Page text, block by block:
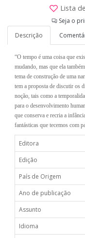
Lista
Seja o
Descrição
“O tempo é uma coisa que
mudando, mas que ela
tema de construção de uma
tem a proposta de discutir os
noção, tais como a
para o desenvolvimento
que conserva e recria a
fantásticas que tecemos com
Editora
Edição
País de Origem
Ano de publicação
Assunto
Idioma